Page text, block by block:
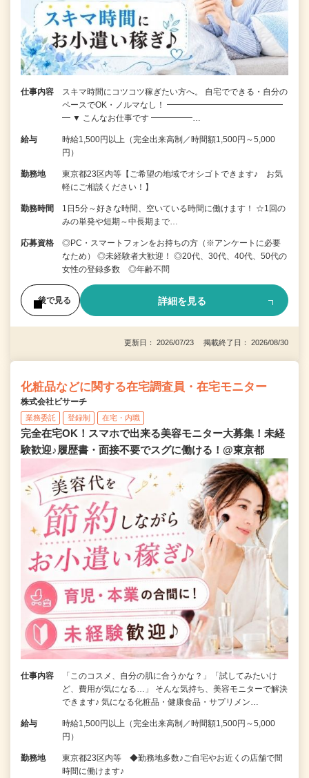
仕事内容
スキマ時間にコツコツ稼ぎたい方へ。 自宅でできる・自分の
ペースでOK・ノルマなし！ ━━━━━━━━━━━━━━
━ ▼ こんなお仕事です ━━━━━…
給与
時給1,500円以上（完全出来高制／時間額1,500円～5,000
円）
勤務地
東京都23区内等【ご希望の地域でオシゴトできます♪ お気
軽にご相談ください！】
勤務時間
1日5分～好きな時間、空いている時間に働けます！ ☆1回の
みの単発や短期～中長期まで…
応募資格
◎PC・スマートフォンをお持ちの方（※アンケートに必要
なため） ◎未経験者大歓迎！ ◎20代、30代、40代、50代の
女性の登録多数 ◎年齢不問
後で見る 詳細を見る
更新日： 2026/07/23 掲載終了日： 2026/08/30
化粧品などに関する在宅調査員・在宅モニター
株式会社ビサーチ
業務委託 登録制 在宅・内職
完全在宅OK！スマホで出来る美容モニター大募集！未経
験歓迎♪履歴書・面接不要でスグに働ける！@東京都
仕事内容
「このコスメ、自分の肌に合うかな？」「試してみたいけ
ど、費用が気になる…」 そんな気持ち、美容モニターで解決
できます♪ 気になる化粧品・健康食品・サプリメン…
給与
時給1,500円以上（完全出来高制／時間額1,500円～5,000
円）
勤務地
東京都23区内等 ◆勤務地多数♪ご自宅やお近くの店舗で間
時間に働けます♪